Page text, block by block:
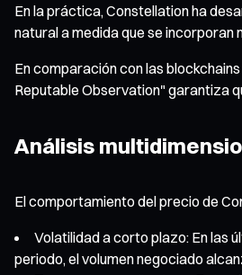
En la práctica, Constellation ha
natural a medida que se incorporan
En comparación con las
Reputable Observation" garantiza
Análisis
El comportamiento del precio de
Volatilidad a corto plazo: En las
periodo, el volumen negociado